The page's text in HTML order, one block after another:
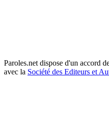
Paroles.net dispose d'un accord
avec la Société des Editeurs et